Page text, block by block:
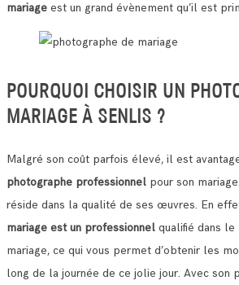
mariage est un grand évènement qu’il est
POURQUOI CHOISIR UN
MARIAGE À SENLIS ?
Malgré son coût parfois élevé, il est
photographe professionnel pour son
réside dans la qualité de ses œuvres. En
mariage est un professionnel qualifié dans
mariage, ce qui vous permet d’obtenir les
long de la journée de ce jolie jour. Avec son